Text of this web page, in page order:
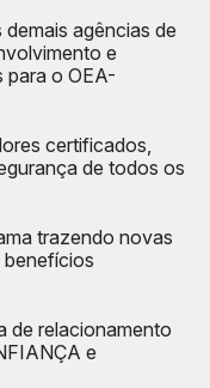
agências de
e
para o OEA-
certificados,
de todos os
trazendo novas
benefícios
de relacionamento
e